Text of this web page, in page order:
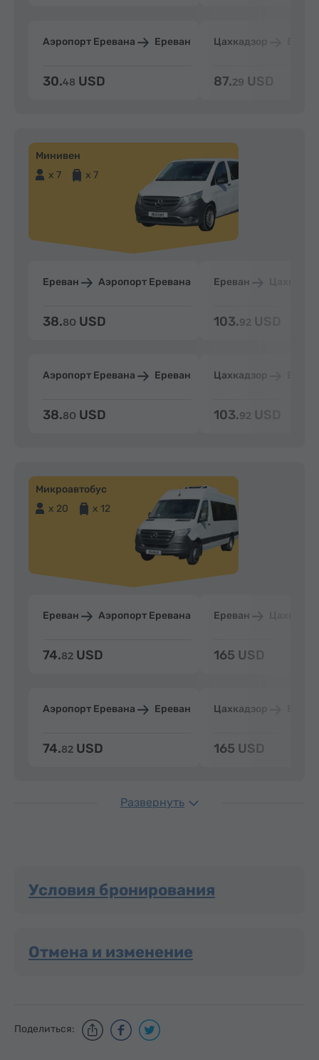
Аэропорт Еревана Ереван
30.48 USD
Цахкадзор
87.29 USD
Минивен
x 7
x 7
Ереван Аэропорт Еревана
38.80 USD
Аэропорт Еревана Ереван
38.80 USD
Ереван
103.92 USD
Цахкадзор
103.92 USD
Микроавтобус
x 20
x 12
Ереван Аэропорт Еревана
74.82 USD
Аэропорт Еревана Ереван
74.82 USD
Ереван
165 USD
Цахкадзор
165 USD
Развернуть
Условия бронирования
Отмена и изменение
Поделиться: